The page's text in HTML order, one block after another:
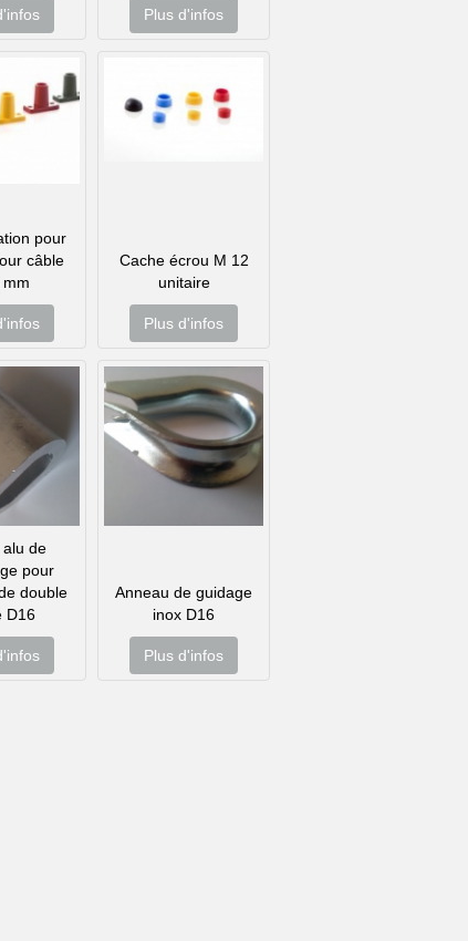
Plus d'infos
pour
câble
mm
Cache ­écrou M 12
unitaire
Plus d'infos
de
pour
double
D16
Anneau de guidage
inox D16
Plus d'infos